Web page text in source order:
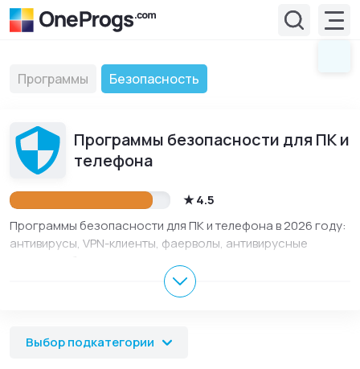
Программы Безопасность
Программы безопасности для ПК и
телефона
4.5
Программы безопасности для ПК и телефона в 2026 году:
антивирусы, VPN-клиенты, фаерволы, антивирусные
раздела помогают защищать устройство от вирусов,
сетевых угроз, шпионского ПО, нежелательного доступа
описания на русском языке, скриншоты, обновления и
Выбор подкатегории